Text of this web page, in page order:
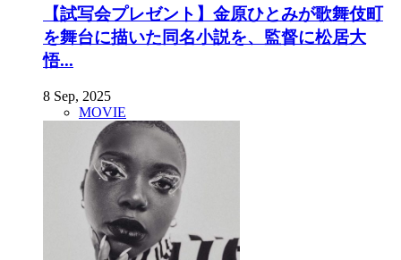
【試写会プレゼント】金原ひとみが歌舞伎町
を舞台に描いた同名小説を、監督に松居大
悟...
8 Sep, 2025
MOVIE